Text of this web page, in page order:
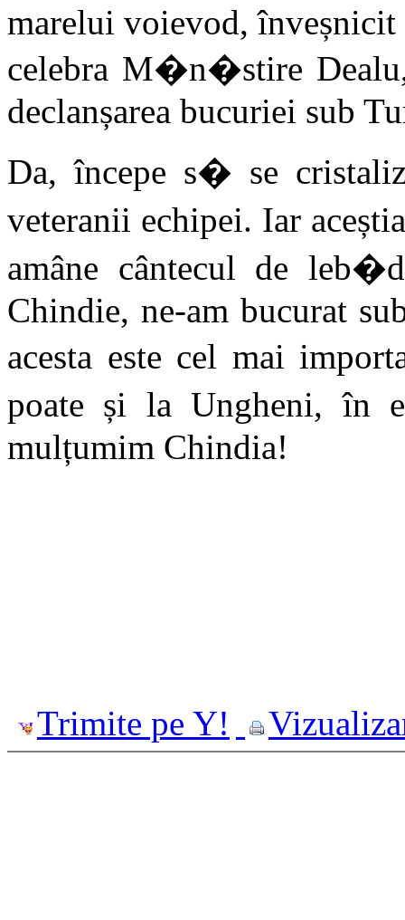
marelui voievod,
celebra M�n�stire
declanșarea bucuriei sub
Da, începe s� se
veteranii echipei. Iar
amâne cântecul de
Chindie, ne-am bucurat
acesta este cel mai
poate și la Ungheni, în
mulțumim Chindia!
Trimite pe Y!